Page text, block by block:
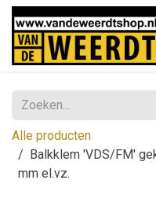
Overslaan naar inhoud
Alle producten
Balkklem 'VDS/FM'
mm el.vz.